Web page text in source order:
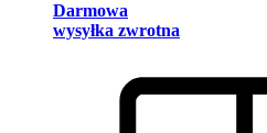
Darmowa
wysyłka zwrotna